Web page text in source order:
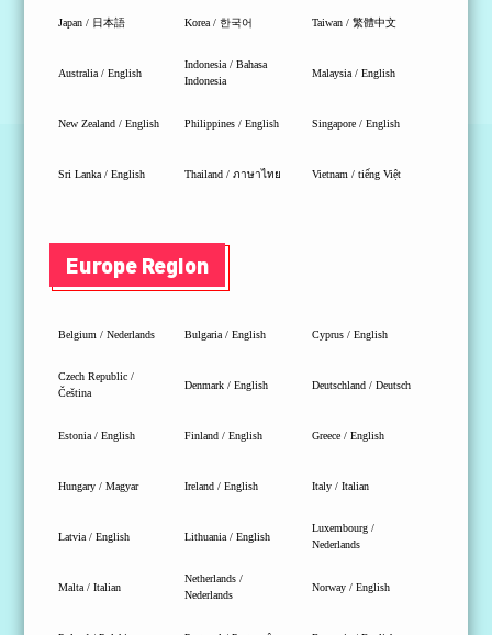
Japan / 日本語 Korea / 한국어 Taiwan / 繁體中文
Australia / English
Indonesia / Bahasa
Indonesia
Malaysia / English
New Zealand / English Philippines / English Singapore / English
Sri Lanka / English Thailand / ภาษาไทย Vietnam / tiếng Việt
Europe Region
Belgium / Nederlands Bulgaria / English Cyprus / English
Czech Republic /
Čeština
Denmark / English Deutschland / Deutsch
Estonia / English Finland / English Greece / English
Hungary / Magyar Ireland / English Italy / Italian
Latvia / English Lithuania / English
Luxembourg /
Nederlands
Malta / Italian
Netherlands /
Nederlands
Norway / English
PC-Gehäuse